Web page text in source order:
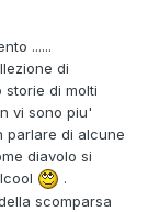
......
di
di molti
vi sono piu'
parlare di alcune
diavolo si
.
scomparsa